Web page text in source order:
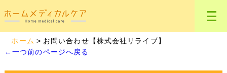
ホーム
お問い合わせ【株式会社リライブ】
←一つ前のページへ戻る